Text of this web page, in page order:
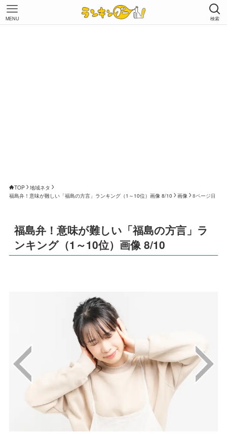
検索
MENU
TOP
地域ネタ
福島弁！意味が難しい「福島の方言」ランキング（1～10位）画像 8/10
画像 8ページ目
福島弁！意味が難しい「福島の方言」ラ
ンキング（1～10位）画像 8/10